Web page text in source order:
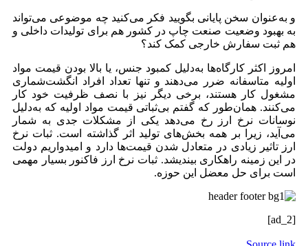
و به‌عنوان سخن پایانی بگویید فکر می‌کنید چه موضوعی می‌تواند
به بهبود وضعیت صنعت چاپ در کشور هم برای تولیدات داخلی و
هم ثبت سفارش خارجی کمک کند؟
امروز اکثر کارگاه‌ها به‌دلیل کمبود جنس، یا بالا بودن قیمت مواد
اولیه متاسفانه ضرر می‌دهند و تنها تعداد افراد انگشت‌شماری
مشغول کار هستند، برخی دیگر نیز با نصف ظرفیت خود کار
می‌کنند. همان‌طور که گفتم بی‌ثباتی قیمت مواد اولیه که به‌دلیل
نوسانات نرخ ارز رخ می‌دهد یکی از مشکلات جدی به شمار
می‌‌آید، زیرا بر همه بخش‌های تولید اثر گذاشته است. ثبات نرخ
ارز تاثیر زیادی در متعادل شدن قیمت‌ها دارد و امیدواریم دولت
در این زمینه راهکاری بیندیشد. ثبات نرخ ارز فاکنور بسیار مهمی
است برای حل معضل این حوزه.
[ad_2]